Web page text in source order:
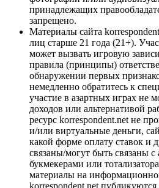
принадлежащих
запрещено.
Материалы сайта
лиц старше 21 года (21+).
может вызвать игровую
правила (принципы)
обнаружении первых
немедленно обратитесь к
участие в азартных играх не
доходов или альтернативой
ресурс korrespondent.net не
и/или виртуальные деньги,
какой форме оплату ставок и
связаны/могут быть связаны
букмекерами или
материалы на